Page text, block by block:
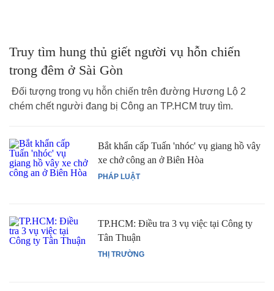
Truy tìm hung thủ giết người vụ hỗn chiến
trong đêm ở Sài Gòn
Đối tượng trong vụ hỗn chiến trên đường Hương Lộ 2
chém chết người đang bị Công an TP.HCM truy tìm.
PHÁP LUẬT
Bắt khẩn cấp Tuấn 'nhóc' vụ giang hồ vây
xe chở công an ở Biên Hòa
THỊ TRƯỜNG
TP.HCM: Điều tra 3 vụ việc tại Công ty
Tân Thuận